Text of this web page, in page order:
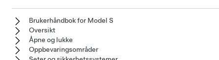
Brukerhåndbok for Model S
Oversikt
Åpne og lukke
Oppbevaringsområder